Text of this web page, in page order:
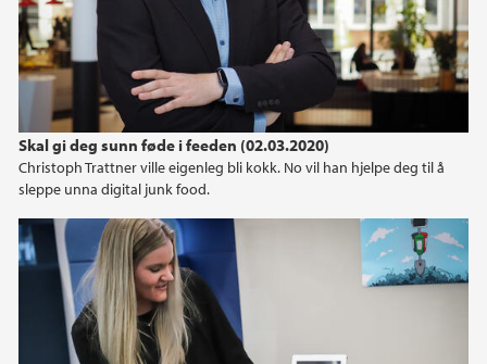
Skal gi deg sunn føde i feeden (02.03.2020)
Christoph Trattner ville eigenleg bli kokk. No vil han hjelpe deg til å
sleppe unna digital junk food.